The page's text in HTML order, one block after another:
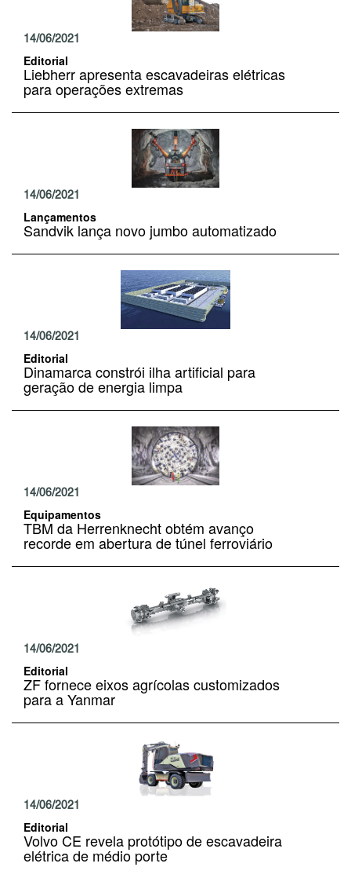
14/06/2021
Editorial
Liebherr apresenta escavadeiras elétricas
para operações extremas
14/06/2021
Lançamentos
Sandvik lança novo jumbo automatizado
14/06/2021
Editorial
Dinamarca constrói ilha artificial para
geração de energia limpa
14/06/2021
Equipamentos
TBM da Herrenknecht obtém avanço
recorde em abertura de túnel ferroviário
14/06/2021
Editorial
ZF fornece eixos agrícolas customizados
para a Yanmar
14/06/2021
Editorial
Volvo CE revela protótipo de escavadeira
elétrica de médio porte